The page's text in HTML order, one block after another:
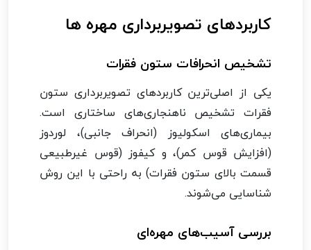
کاربردهای تصویربرداری مهره ها
تشخیص انحرافات ستون فقرات
یکی از اصلی‌ترین کاربردهای تصویربرداری ستون
فقرات تشخیص ناهنجاری‌های ساختاری است.
بیماری‌های اسکولیوز (انحراف جانبی)، لوردوز
(افزایش قوس کمر)، و کیفوز (قوس غیرطبیعی
قسمت بالای ستون فقرات) به راحتی با این روش
شناسایی می‌شوند.
بررسی آسیب‌های مهره‌ای